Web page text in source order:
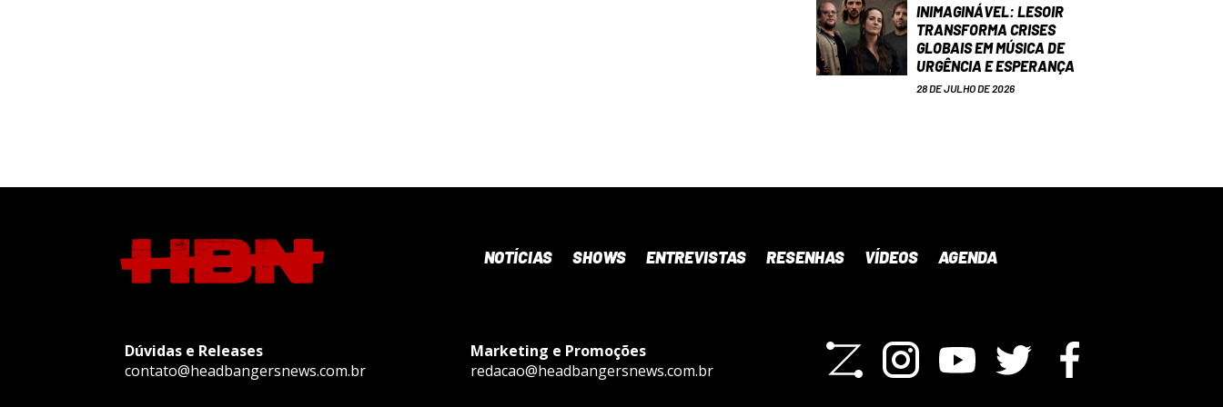
INIMAGINÁVEL: LESOIR
TRANSFORMA CRISES
GLOBAIS EM MÚSICA DE
URGÊNCIA E ESPERANÇA
28 DE JULHO DE 2026
NOTÍCIAS SHOWS ENTREVISTAS RESENHAS VÍDEOS AGENDA
Dúvidas e Releases
contato@headbangersnews.com.br
Marketing e Promoções
redacao@headbangersnews.com.br